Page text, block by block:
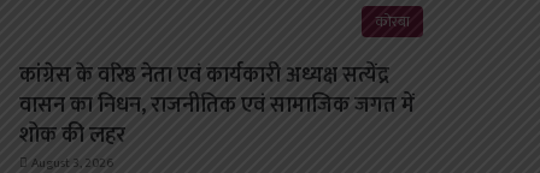
कोरबा
कांग्रेस के वरिष्ठ नेता एवं कार्यकारी अध्यक्ष सत्येंद्र
वासन का निधन, राजनीतिक एवं सामाजिक जगत में
शोक की लहर
August 3, 2026